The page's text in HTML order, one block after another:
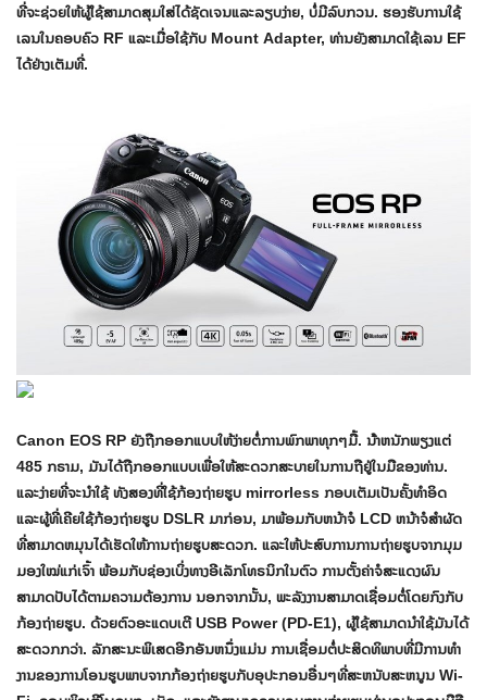
ທີ່ຈະຊ່ວຍໃຫ້ຜູ້ໃຊ້ສາມາດສຸມໃສ່ໄດ້ຊັດເຈນແລະລຽບງ່າຍ, ບໍ່ມີລົບກວນ. ຮອງຮັບການໃຊ້
ເລນໃນຄອບຄົວ RF ແລະເມື່ອໃຊ້ກັບ Mount Adapter, ທ່ານຍັງສາມາດໃຊ້ເລນ EF
ໄດ້ຢ່າງເຕັມທີ່.
Canon EOS RP ຍັງຖືກອອກແບບໃຫ້ງ່າຍຕໍ່ການພົກພາທຸກໆມື້. ນ້ໍາຫນັກພຽງແຕ່
485 ກຣາມ, ມັນໄດ້ຖືກອອກແບບເພື່ອໃຫ້ສະດວກສະບາຍໃນການຖືຢູ່ໃນມືຂອງທ່ານ.
ແລະ​ງ່າຍ​ທີ່​ຈະ​ນໍາ​ໃຊ້​ ທັງສອງທີ່ໃຊ້ກ້ອງຖ່າຍຮູບ mirrorless ກອບເຕັມເປັນຄັ້ງທໍາອິດ
ແລະຜູ້ທີ່ເຄີຍໃຊ້ກ້ອງຖ່າຍຮູບ DSLR ມາກ່ອນ, ມາພ້ອມກັບຫນ້າຈໍ LCD ຫນ້າຈໍສໍາຜັດ
ທີ່ສາມາດຫມຸນໄດ້ເຮັດໃຫ້ການຖ່າຍຮູບສະດວກ. ແລະໃຫ້ປະສົບການການຖ່າຍຮູບຈາກມຸມ
ມອງໃໝ່ແກ່ເຈົ້າ ພ້ອມກັບຊ່ອງເບິ່ງທາງອີເລັກໂທຣນິກໃນຕົວ ການຕັ້ງຄ່າຈໍສະແດງຜົນ
ສາມາດປັບໄດ້ຕາມຄວາມຕ້ອງການ ນອກຈາກນັ້ນ, ພະລັງງານສາມາດເຊື່ອມຕໍ່ໂດຍກົງກັບ
ກ້ອງຖ່າຍຮູບ. ດ້ວຍຕົວອະແດບເຕີ USB Power (PD-E1), ຜູ້ໃຊ້ສາມາດນຳໃຊ້ມັນໄດ້
ສະດວກກວ່າ. ລັກສະນະພິເສດອີກອັນຫນຶ່ງແມ່ນ ການ​ເຊື່ອມ​ຕໍ່​ປະ​ສິດ​ທິ​ພາບ​ທີ່​ມີ​ການ​ທໍາ​
ງານ​ຂອງ​ການ​ໂອນ​ຮູບ​ພາບ​ຈາກ​ກ້ອງ​ຖ່າຍ​ຮູບ​ກັບ​ອຸ​ປະ​ກອນ​ອື່ນໆ​ທີ່​ສະ​ຫນັບ​ສະ​ຫນູນ Wi​-